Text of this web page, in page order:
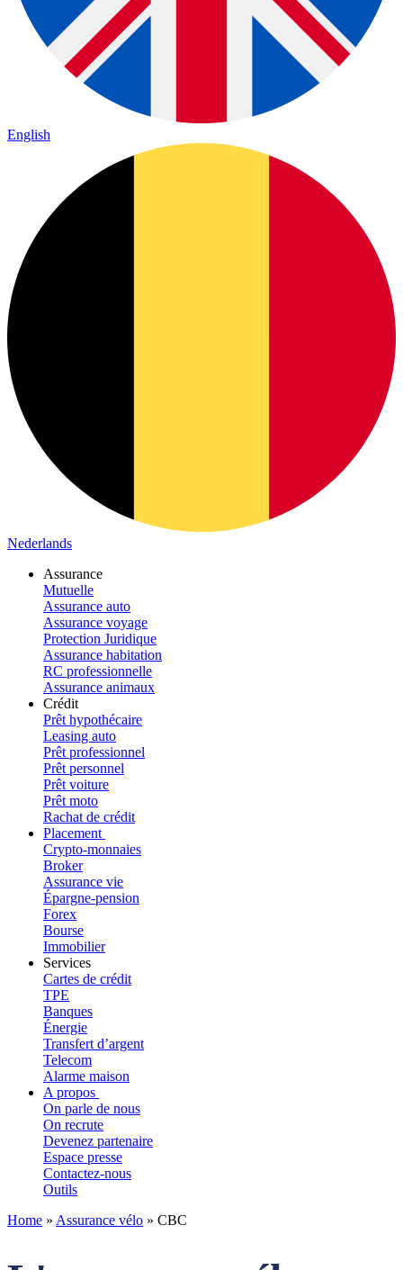
English
Nederlands
Assurance
Mutuelle
Assurance auto
Assurance voyage
Protection Juridique
Assurance habitation
RC professionnelle
Assurance animaux
Crédit
Prêt hypothécaire
Leasing auto
Prêt professionnel
Prêt personnel
Prêt voiture
Prêt moto
Rachat de crédit
Placement
Crypto-monnaies
Broker
Assurance vie
Épargne-pension
Forex
Bourse
Immobilier
Services
Cartes de crédit
TPE
Banques
Énergie
Transfert d’argent
Telecom
Alarme maison
A propos
On parle de nous
On recrute
Devenez partenaire
Espace presse
Contactez-nous
Outils
Home » Assurance vélo » CBC